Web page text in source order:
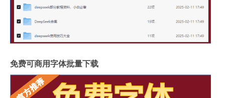
免费可商用字体批量下载